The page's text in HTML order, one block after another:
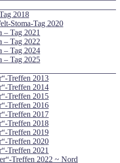
2018
Stoma-Tag 2020
– Tag 2021
– Tag 2022
– Tag 2024
– Tag 2025
Treffen 2013
Treffen 2014
Treffen 2015
Treffen 2016
Treffen 2017
Treffen 2018
Treffen 2019
Treffen 2020
Treffen 2021
Treffen 2022 ~ Nord